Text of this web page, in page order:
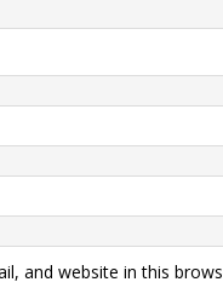
and website in this